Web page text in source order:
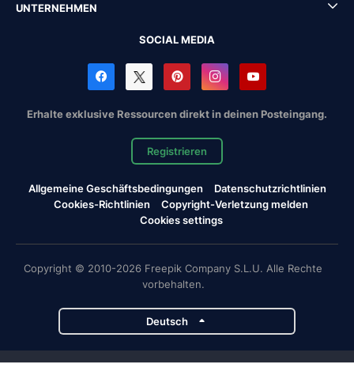
UNTERNEHMEN
SOCIAL MEDIA
Erhalte exklusive Ressourcen direkt in deinen Posteingang.
Registrieren
Allgemeine Geschäftsbedingungen
Datenschutzrichtlinien
Cookies-Richtlinien
Copyright-Verletzung melden
Cookies settings
Copyright © 2010-2026 Freepik Company S.L.U. Alle Rechte
vorbehalten.
Deutsch